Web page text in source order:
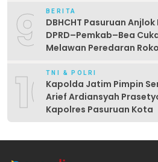
9 BERITA
DBHCHT Pasuruan
DPRD–Pemkab–Bea
Melawan Peredaran
10TNI & POLRI
Kapolda Jatim Pimpin
Arief Ardiansyah
Kapolres Pasuruan Kota